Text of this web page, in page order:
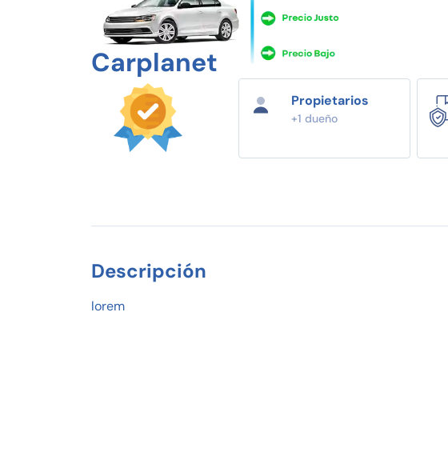
Carplanet
Propietarios
+1 dueño
Descripción
lorem